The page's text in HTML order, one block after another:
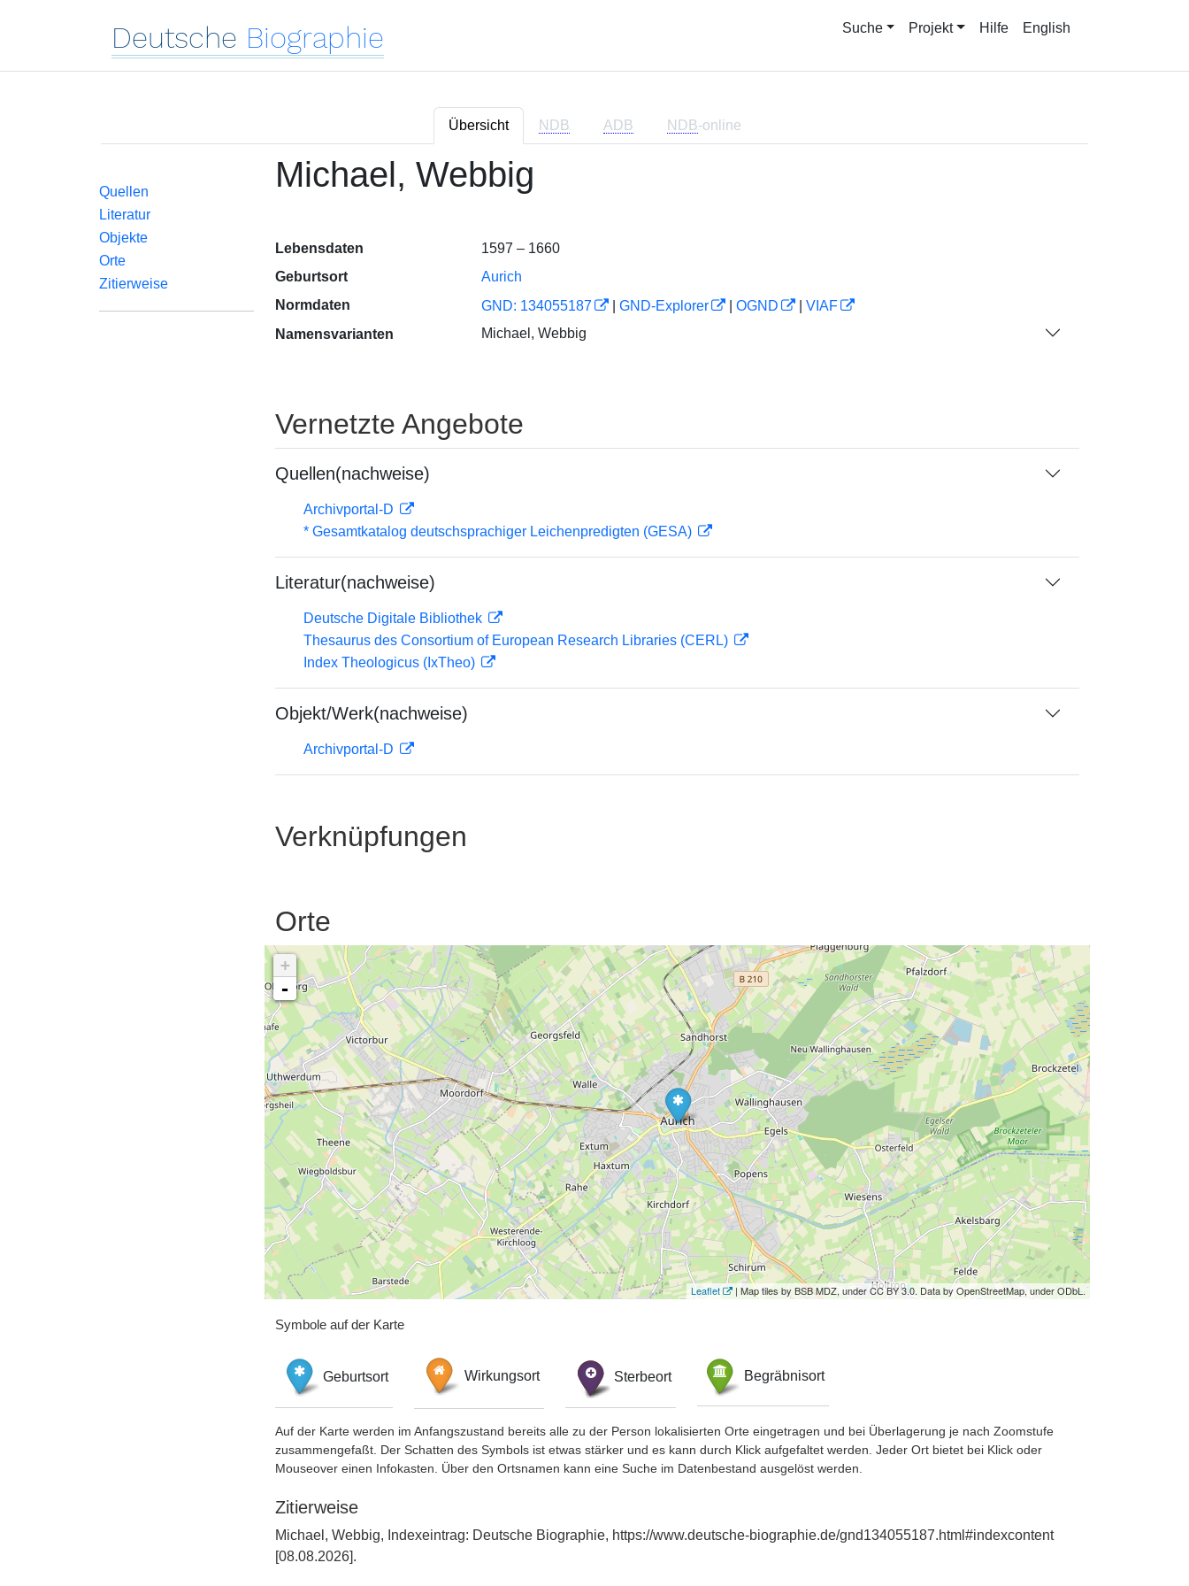
Deutsche Biographie Suche Projekt Hilfe English
Übersicht NDB ADB NDB-online
Quellen
Literatur
Objekte
Orte
Zitierweise
Michael, Webbig
Lebensdaten
1597 – 1660
Geburtsort
Aurich
Normdaten
GND: 134055187 GND-Explorer OGND
VIAF
Namensvarianten
Michael, Webbig
Vernetzte Angebote
Quellen(nachweise)
Archivportal-D
* Gesamtkatalog deutschsprachiger Leichenpredigten (GESA)
Literatur(nachweise)
Deutsche Digitale Bibliothek
Thesaurus des Consortium of European Research Libraries (CERL)
Index Theologicus (IxTheo)
Objekt/Werk(nachweise)
Archivportal-D
Verknüpfungen
Orte
+
-
Leaflet | Map tiles by BSB MDZ, under CC BY 3.0. Data by OpenStreetMap, under ODbL.
Symbole auf der Karte
Geburtsort Wirkungsort Sterbeort Begräbnisort
Auf der Karte werden im Anfangszustand bereits alle zu der Person lokalisierten Orte eingetragen und bei Überlagerung je nach Zoomstufe
zusammengefaßt. Der Schatten des Symbols ist etwas stärker und es kann durch Klick aufgefaltet werden. Jeder Ort bietet bei Klick oder
Mouseover einen Infokasten. Über den Ortsnamen kann eine Suche im Datenbestand ausgelöst werden.
Zitierweise
Michael, Webbig, Indexeintrag: Deutsche Biographie, https://www.deutsche-biographie.de/gnd134055187.html#indexcontent
[08.08.2026].